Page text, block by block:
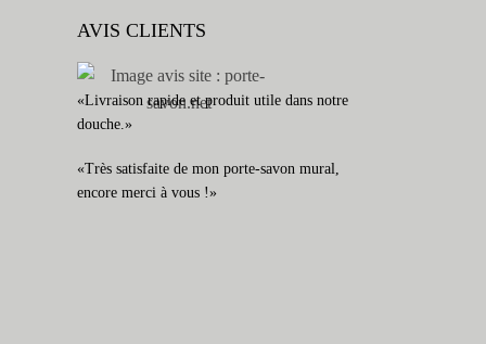
AVIS CLIENTS
«Livraison rapide et produit utile dans notre
douche.»
«Très satisfaite de mon porte-savon mural,
encore merci à vous !»